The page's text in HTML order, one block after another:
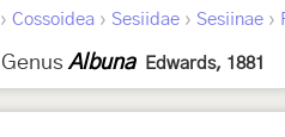
› Cossoidea › Sesiidae › Sesiinae ›
Genus Albuna Edwards, 1881